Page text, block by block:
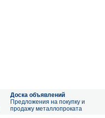
Доска объявлений
Предложения на покупку и
продажу металлопроката